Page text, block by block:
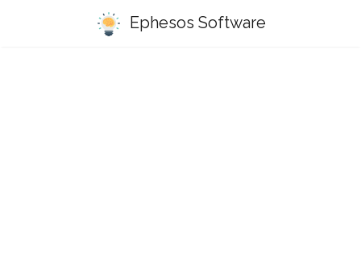
Ephesos Software